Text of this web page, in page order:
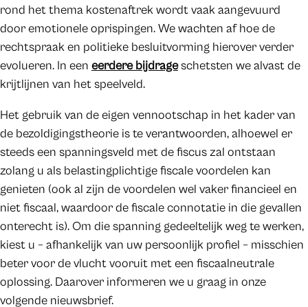
rond het thema kostenaftrek wordt vaak aangevuurd
door emotionele oprispingen. We wachten af hoe de
rechtspraak en politieke besluitvorming hierover verder
evolueren. In een eerdere bijdrageschetsten we alvast de
krijtlijnen van het speelveld.
Het gebruik van de eigen vennootschap in het kader van
de bezoldigingstheorie is te verantwoorden, alhoewel er
steeds een spanningsveld met de fiscus zal ontstaan
zolang u als belastingplichtige fiscale voordelen kan
genieten (ook al zijn de voordelen wel vaker financieel en
niet fiscaal, waardoor de fiscale connotatie in die gevallen
onterecht is). Om die spanning gedeeltelijk weg te werken,
kiest u – afhankelijk van uw persoonlijk profiel – misschien
beter voor de vlucht vooruit met een fiscaalneutrale
oplossing. Daarover informeren we u graag in onze
volgende nieuwsbrief.